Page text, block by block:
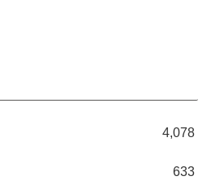
4,078
633